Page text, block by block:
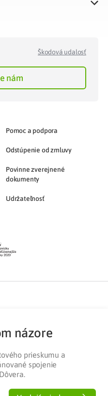
Škodová udalosť
nám
Pomoc a podpora
Odstúpenie od zmluvy
Povinne zverejnené
dokumenty
Udržateľnosť
Ochrana osobných údajov
názore
prieskumu a
spojenie